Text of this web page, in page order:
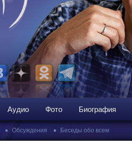
Аудио Фото Биография
• Обсуждения • Беседы обо всем